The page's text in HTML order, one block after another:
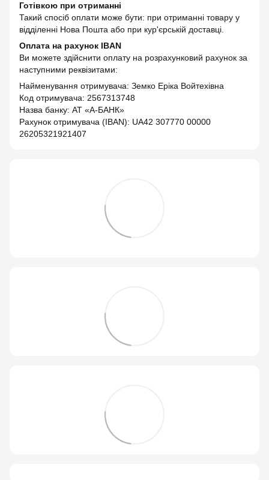
Готівкою при отриманні
Такий спосіб оплати може бути: при отриманні товару у
відділенні Нова Пошта або при кур'єрській доставці.
Оплата на рахунок IBAN
Ви можете здійснити оплату на розрахунковий рахунок за
наступними реквізитами:
Найменування отримувача: Земко Еріка Войтехівна
Код отримувача: 2567313748
Назва банку: АТ «А-БАНК»
Рахунок отримувача (IBAN): UA42 307770 00000
26205321921407